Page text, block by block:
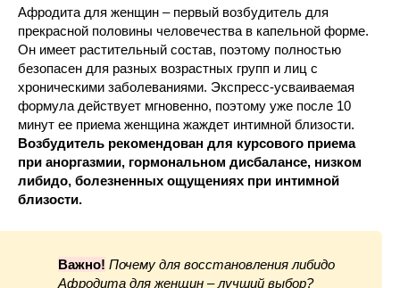
Афродита для женщин – первый возбудитель для
прекрасной половины человечества в капельной форме.
Он имеет растительный состав, поэтому полностью
безопасен для разных возрастных групп и лиц с
хроническими заболеваниями. Экспресс-усваиваемая
формула действует мгновенно, поэтому уже после 10
минут ее приема женщина жаждет интимной близости.
Возбудитель рекомендован для курсового приема
при аноргазмии, гормональном дисбалансе, низком
либидо, болезненных ощущениях при интимной
близости.
Важно! Почему для восстановления либидо
Афродита для женщин – лучший выбор?